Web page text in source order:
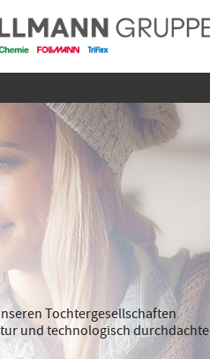
Tochtergesellschaften
und technologisch durchdachte